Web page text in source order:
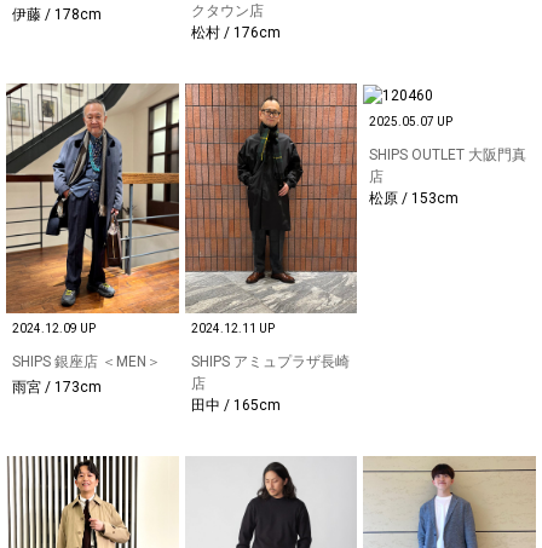
伊藤 / 178cm
クタウン店
松村 / 176cm
2024.12.09 UP
SHIPS 銀座店 ＜MEN＞
雨宮 / 173cm
2024.12.11 UP
SHIPS アミュプラザ長崎
店
田中 / 165cm
2025.05.07 UP
SHIPS OUTLET 大阪門真
店
松原 / 153cm